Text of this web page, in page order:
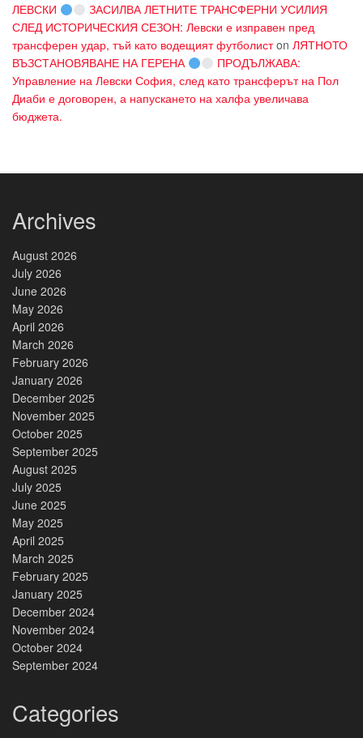
ЛЕВСКИ
ЗАСИЛВА ЛЕТНИТЕ ТРАНСФЕРНИ УСИЛИЯ
СЛЕД ИСТОРИЧЕСКИЯ СЕЗОН: Левски е изправен пред
трансферен удар, тъй като водещият футболистon ЛЯТНОТО
ВЪЗСТАНОВЯВАНЕ НА ГЕРЕНА
ПРОДЪЛЖАВА:
Управление на Левски София, след като трансферът на Пол
Диаби е договорен, а напускането на халфа увеличава
бюджета.
Archives
August 2026
July 2026
June 2026
May 2026
April 2026
March 2026
February 2026
January 2026
December 2025
November 2025
October 2025
September 2025
August 2025
July 2025
June 2025
May 2025
April 2025
March 2025
February 2025
January 2025
December 2024
November 2024
October 2024
September 2024
Categories